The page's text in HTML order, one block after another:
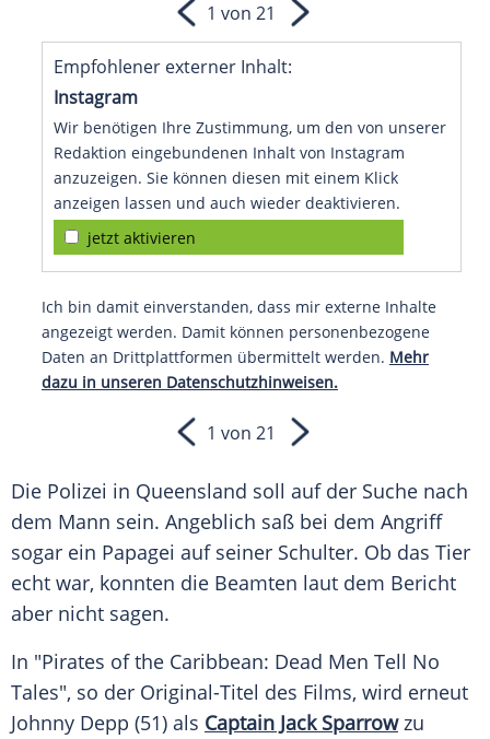
Empfohlener externer Inhalt:
Instagram
Wir benötigen Ihre Zustimmung, um den von unserer
Redaktion eingebundenen Inhalt von Instagram
anzuzeigen. Sie können diesen mit einem Klick
anzeigen lassen und auch wieder deaktivieren.
jetzt aktivieren
Ich bin damit einverstanden, dass mir externe Inhalte
angezeigt werden. Damit können personenbezogene
Daten an Drittplattformen übermittelt werden. Mehr
dazu in unseren Datenschutzhinweisen.
1 von 21
1 von 21
Die Polizei in Queensland soll auf der Suche nach
dem Mann sein. Angeblich saß bei dem Angriff
sogar ein Papagei auf seiner Schulter. Ob das Tier
echt war, konnten die Beamten laut dem Bericht
aber nicht sagen.
In "Pirates of the Caribbean: Dead Men Tell No
Tales", so der Original-Titel des Films, wird erneut
Johnny Depp (51) als Captain Jack Sparrowzu